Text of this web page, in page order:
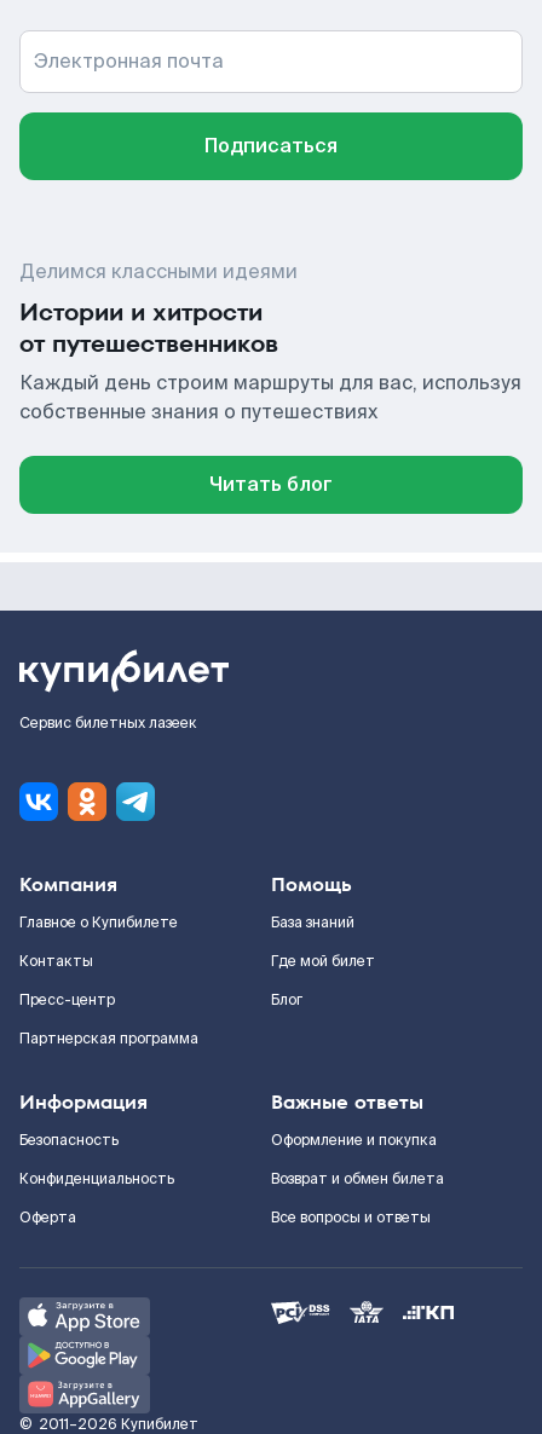
Электронная почта
Подписаться
Делимся классными идеями
Истории и хитрости
от путешественников
Каждый день строим маршруты для вас, используя
собственные знания о путешествиях
Читать блог
Сервис билетных лазеек
Компания
Главное о Купибилете
Контакты
Пресс-центр
Партнерская программа
Помощь
База знаний
Где мой билет
Блог
Информация
Безопасность
Конфиденциальность
Оферта
Важные ответы
Оформление и покупка
Возврат и обмен билета
Все вопросы и ответы
© 2011–2026 Купибилет